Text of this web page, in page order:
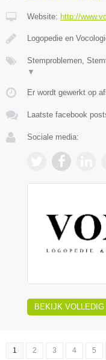
Website: http://
Logopedie en
Stemproblemen,
▼
Er wordt gewerkt op
Laatste facebook
Sociale media:
BEKIJK VOLLEDIG
1 2 3 4 5